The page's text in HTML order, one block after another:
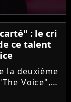
: le cri
ce talent
la deuxième
Voice",
à coeur